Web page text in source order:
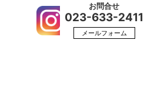
お問合せ
023-633-2411
メールフォーム